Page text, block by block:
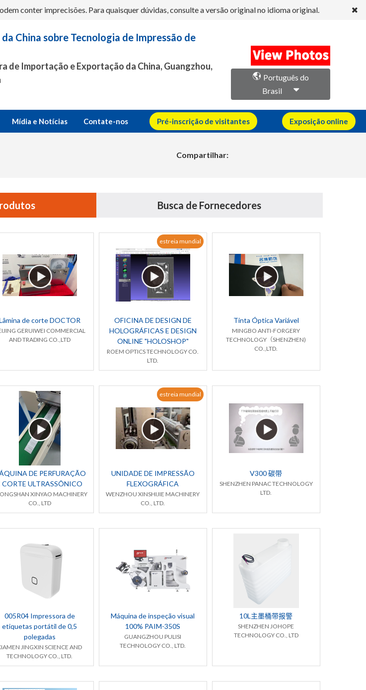
conter imprecisões. Para quaisquer dúvidas, consulte a versão original no idioma original.
China sobre Tecnologia de Impressão de
de Importação e Exportação da China, Guangzhou,
Português do
Brasil
Mídia e Notícias Contate-nos Pré-inscrição de visitantes Exposição online
Compartilhar:
Busca de Fornecedores
de corte DOCTOR
GERUIWEI COMMERCIAL
AND TRADING CO.,LTD
estreia mundial
OFICINA DE DESIGN DE
HOLOGRÁFICAS E DESIGN
ONLINE "HOLOSHOP"
ROEM OPTICS TECHNOLOGY CO.
LTD.
Tinta Óptica Variável
MINGBO ANTI-FORGERY
TECHNOLOGY（SHENZHEN)
CO.,LTD.
DE PERFURAÇÃO
CORTE ULTRASSÔNICO
XINYAO MACHINERY
CO., LTD
estreia mundial
UNIDADE DE IMPRESSÃO
FLEXOGRÁFICA
WENZHOU XINSHIJIE MACHINERY
CO., LTD.
V300 碳带
SHENZHEN PANAC TECHNOLOGY
LTD.
005R04 Impressora de
etiquetas portátil de 0,5
polegadas
JINGXIN SCIENCE AND
TECHNOLOGY CO., LTD.
Máquina de inspeção visual
100% PAIM-350S
GUANGZHOU PULISI
TECHNOLOGY CO., LTD.
10L主墨桶带报警
SHENZHEN JOHOPE
TECHNOLOGY CO., LTD